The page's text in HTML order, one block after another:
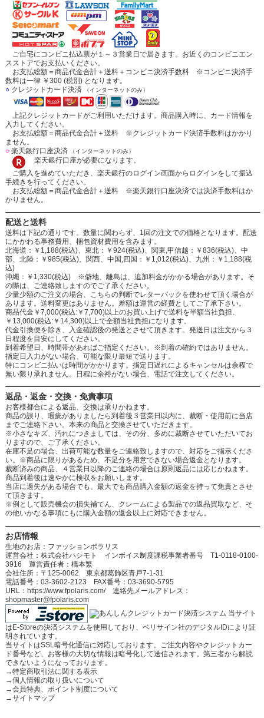
ご自宅にコンビニ払込票が１～３営業日で届きます。お近くのコンビニエン
スストアでお支払いください。
お支払総額＝商品代金合計＋送料＋コンビニ決済手数料 ※コンビニ決済手
数料は一律 ￥300 (税別) となります。
○クレジットカード決済 （インターネットのみ）
上記クレジットカードがご利用いただけます。商品購入時に、カード情報を
入力してください。
お支払総額＝商品代金合計＋送料 ※クレジットカード決済手数料はかかり
ません。
○楽天銀行口座決済 （インターネットのみ）
楽天銀行口座が必要になります。
ご購入を進めていただき、楽天銀行のログイン画面からログインをして振込
手続きを行ってください。
お支払総額＝商品代金合計＋送料 ※楽天銀行口座決済では決済手数料はか
かりません。
配送と送料
送料は下記の通りです。数量に関わらず、1回の注文での価格となります。配送
にかかわる事務費用、梱包資材費用を含みます。
北海道：￥1,188(税込)、東北：￥924(税込)、関東,甲信越：￥836(税込)、中
部、北陸：￥985(税込)、関西、中国,四国：￥1,012(税込)、九州：￥1,188(税
込)
沖縄：￥1,330(税込) ※僻地、離島は、追加料金がかかる場合があります。そ
の際は、ご連絡致しますのでご了承ください。
少量少額のご注文の場合、こちらの判断でレターパックを使わせて頂く場合が
あります。送料変更はありません。差額は運営の経費としてご了承下さい。
商品代金￥7,000(税込:￥7,700)以上のお買い上げで送料を半額当社負担、
￥13,000(税込:￥14,300)以上で全額当社負担になります。
代金引換便を除き、入金確認後の発送とさせて頂きます。発送日は注文から３
日程度を目安にしてください。
到着希望日、時間帯があればご指定ください。※到着の確約ではありません。
指定日入力がない場合、可能な限り最短で送ります。
特にコンビニ払いは時間がかかります。指定日遅れによるキャンセルは余程で
無い限り承れません。日程に余裕がない場合、電話で注文してください。
返品・返金・交換・免責事項
お客様都合による返品、交換は承りかねます。
商品の誤り、瑕疵がありましたら到着後３営業日以内に、裁断・使用前に当店
までご連絡下さい。本来の商品と交換させていただきます。
※小さなキズ、汚れにつきましては、その分、多めに裁断させていただいてお
りますので、ご了承ください。
在庫不足の場合、出荷可能な数量をご連絡致しますので、対応をご指示くださ
い。※商品に限りがあるため、不足分を用意できない場合返金となります。
裁断済みの商品、４営業日以降のご連絡の場合は原則返品には応じかねます。
商品到着後は速やかに検収をお願いします。
当店に過失がある場合でも、最大でも商品購入金額の返金を持って免責とさせ
て頂きます。
※例として販売機会の損失補てん、クレームによる製品での返品買取など、そ
の他いかなる事項にもに購入金額の返金以上に対応できません。
お店情報
生地のお店：ファッションポラリス
運営会社：株式会社ハシモト インボイス制度課税事業者番号 T1-0118-0100-
3916 運営責任者：橋本繁
会社住所：〒125-0062 東京都葛飾区青戸7-1-31
電話番号：03-3602-2123 FAX番号：03-3690-5795
URL：https://www.fpolaris.com/ 連絡先メールアドレス：
shopmaster@fpolaris.com
当サイト
はE-Storeの決済システムを使用しており、ベリサイン社のデジタルIDにより証
明されています。
当サイトはSSL暗号化通信に対応しております。ご注文内容やクレジットカー
ド番号など、お客様の大切な情報は暗号化して送信されます。第三者から解読
できないようになっております。
→特定商取引法に関する表示
→個人情報の取り扱いについて
→会員特典、ポイント制度について
→サイトマップ